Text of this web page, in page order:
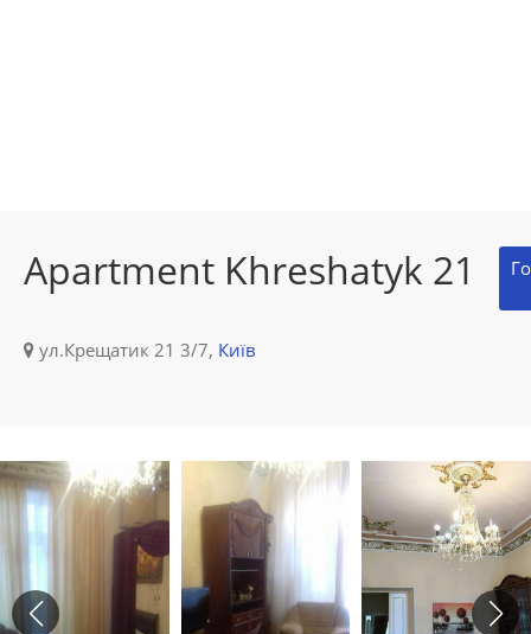
Apartment Khreshatyk 21
ул.Крещатик 21 3/7, Київ